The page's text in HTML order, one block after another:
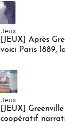
Jeux
[JEUX] Après
voici Paris 1889,
Jeux
[JEUX]
coopératif